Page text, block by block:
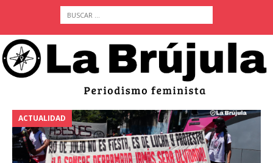
ACTUALIDAD